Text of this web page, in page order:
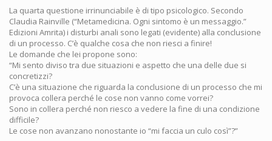
La quarta questione irrinunciabile è di tipo psicologico. Secondo
Claudia Rainville (“Metamedicina. Ogni sintomo è un messaggio.”
Edizioni Amrita) i disturbi anali sono legati (evidente) alla conclusione
di un processo. C’è qualche cosa che non riesci a finire!
Le domande che lei propone sono:
“Mi sento diviso tra due situazioni e aspetto che una delle due si
concretizzi?
C’è una situazione che riguarda la conclusione di un processo che mi
provoca collera perché le cose non vanno come vorrei?
Sono in collera perché non riesco a vedere la fine di una condizione
difficile?
Le cose non avanzano nonostante io “mi faccia un culo così”?”